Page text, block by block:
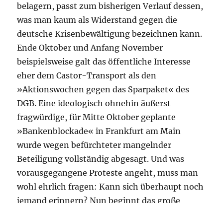
belagern, passt zum bisherigen Verlauf dessen,
was man kaum als Widerstand gegen die
deutsche Krisenbewältigung bezeichnen kann.
Ende Oktober und Anfang November
beispielsweise galt das öffentliche Interesse
eher dem Castor-Transport als den
»Aktionswochen gegen das Sparpaket« des
DGB. Eine ideologisch ohnehin äußerst
fragwürdige, für Mitte Oktober geplante
»Bankenblockade« in Frankfurt am Main
wurde wegen befürchteter mangelnder
Beteiligung vollständig abgesagt. Und was
vorausgegangene Proteste angeht, muss man
wohl ehrlich fragen: Kann sich überhaupt noch
jemand erinnern? Nun beginnt das große